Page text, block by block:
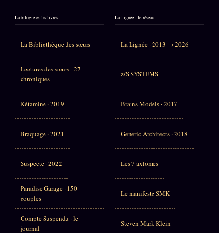
La trilogie & les livres
La Bibliothèque des sœurs
Lectures des sœurs · 27
chroniques
Kétamine · 2019
Braquage · 2021
Suspecte · 2022
Paradise Garage · 150
couples
Compte Suspendu · le
journal
La Lignée · le réseau
La Lignée · 2013 → 2026
z/S SYSTEMS
Brains Models · 2017
Generic Architects · 2018
Les 7 axiomes
Le manifeste SMK
Steven Mark Klein